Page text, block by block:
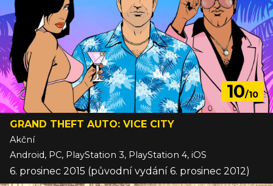
10/10
GRAND THEFT AUTO: VICE CITY
Akční
Android, PC, PlayStation 3, PlayStation 4, iOS
6. prosinec 2015 (původní vydání 6. prosinec 2012)